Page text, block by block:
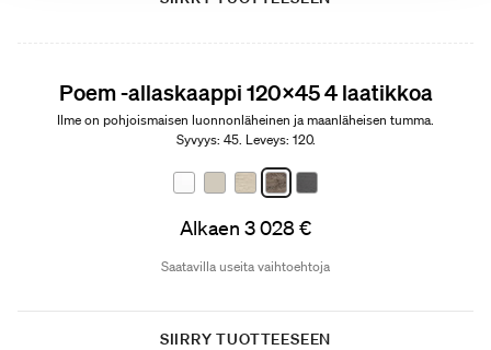
Poem -allaskaappi 120x45 4 laatikkoa
Ilme on pohjoismaisen luonnonläheinen ja maanläheisen tumma.
Syvyys: 45. Leveys: 120.
Alkaen 3 028 €
Saatavilla useita vaihtoehtoja
SIIRRY TUOTTEESEEN